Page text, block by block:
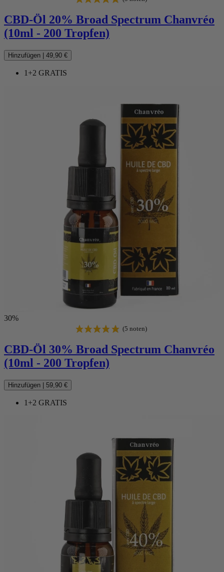
CBD-Öl 20% Broad Spectrum Chanvréo
(10ml - 200 Tropfen)
Hinzufügen 49,90 €
1+2 GRATIS
30%
CBD-Öl 30% Broad Spectrum Chanvréo
(10ml - 200 Tropfen)
Hinzufügen | 59,90 €
1+2 GRATIS